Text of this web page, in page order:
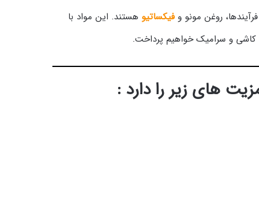
روغن مونو وفیکساتیو هستند. این مواد با
کاشی و سرامیک خواهیم پرداخت.
های زیر را دارد :